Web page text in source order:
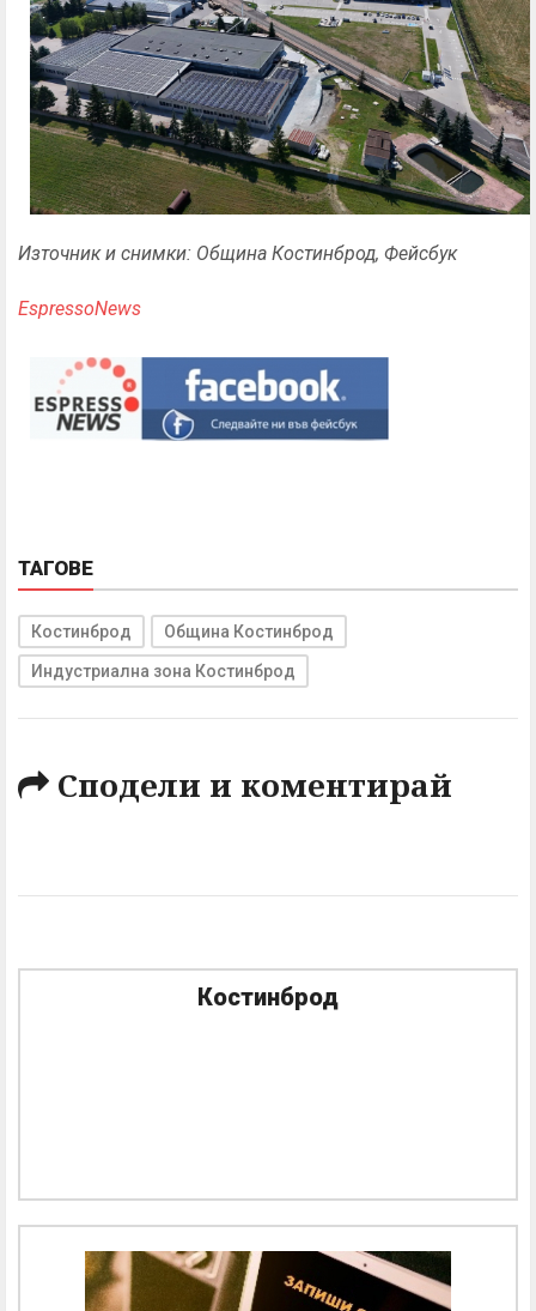
Източник и снимки: Община Костинброд, Фейсбук
EspressoNews
ТАГОВЕ
Костинброд Община Костинброд
Индустриална зона Костинброд
Сподели и коментирай
Костинброд